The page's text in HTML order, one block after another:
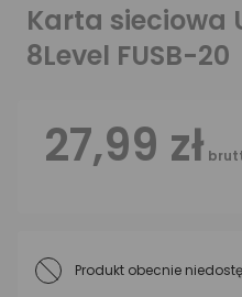
Karta sieciowa
8Level FUSB-20
27,99 zł
Produkt obecnie